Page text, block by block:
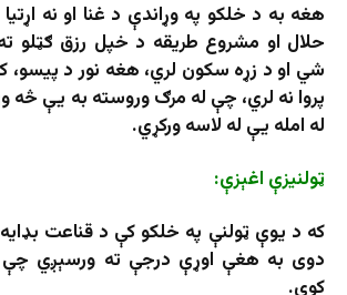
هغه به د خلکو په وړاندې د غنا او نه
حلال او مشروع طريقه د خپل رزق ګټلو
شي او د زړه سکون لري، هغه نور د پيسو،
پروا نه لري، چې له مرګ وروسته به يې څه
له امله يې له لاسه ورکړي.
ټولنیزې اغېزې:
که د یوې ټولنې په خلکو کې د قناعت
دوی به هغې اوړې درجې ته ورسېږي
کوي.